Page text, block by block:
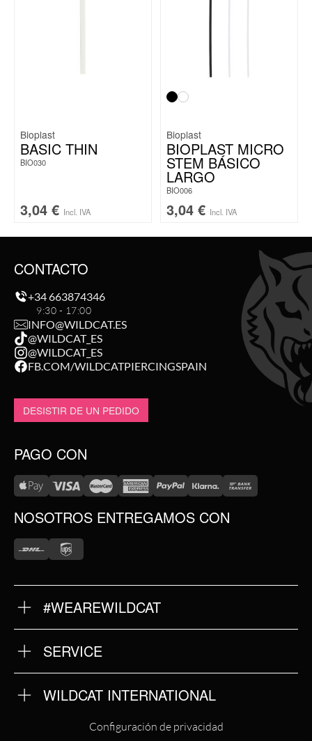
Bioplast
BASIC THIN
BIO030
3,04 € Incl. IVA
Bioplast
BIOPLAST MICRO
STEM BÁSICO
LARGO
BIO006
3,04 € Incl. IVA
CONTACTO
+34 663874346
9:30 - 17:00
INFO@WILDCAT.ES
@WILDCAT_ES
@WILDCAT_ES
FB.COM/WILDCATPIERCINGSPAIN
DESISTIR DE UN PEDIDO
PAGO CON
NOSOTROS ENTREGAMOS CON
#WEAREWILDCAT
NUESTRA HISTORIA
NUESTRA CALIDAD
SERVICE
TÉRMINOS Y CONDICIONES
IMPRINT
POLÍTICA DE PRIVACIDAD
WILDCAT INTERNATIONAL
WILDCAT INTERNATIONAL
Configuración de privacidad